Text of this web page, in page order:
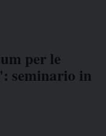
per le
seminario in